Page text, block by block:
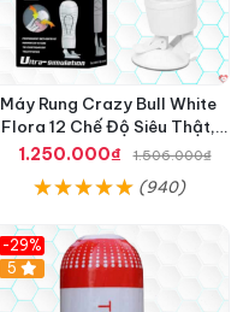
Máy Rung Crazy Bull White
Flora 12 Chế Độ Siêu Thật,
Kích Thích
1.250.000₫ 1.506.000₫
(940)
-29%
5